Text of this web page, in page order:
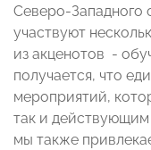
Северо-Западного
участвуют
из акценотов -
получается, что
мероприятий,
так и
мы также